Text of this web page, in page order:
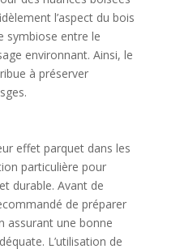
l’aspect du bois
symbiose entre le
environnant. Ainsi, le
à préserver
effet parquet dans les
particulière pour
durable. Avant de
de préparer
assurant une bonne
L’utilisation de